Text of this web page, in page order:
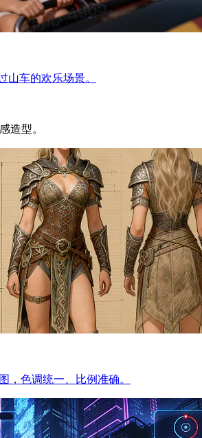
山车的欢乐场景。
造型。
，色调统一、比例准确。